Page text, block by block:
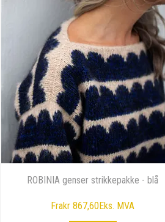
ROBINIA genser strikkepakke - blå
Frakr 867,60Eks. MVA